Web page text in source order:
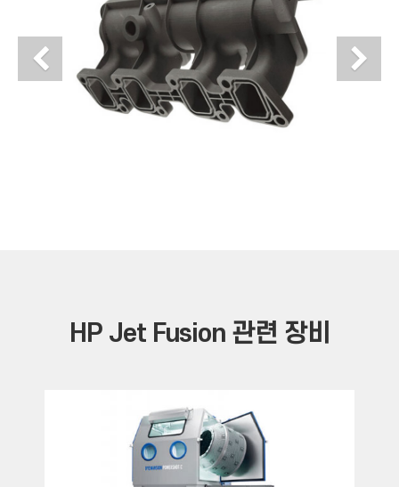
Previous
HP Jet Fusion 관련 장비